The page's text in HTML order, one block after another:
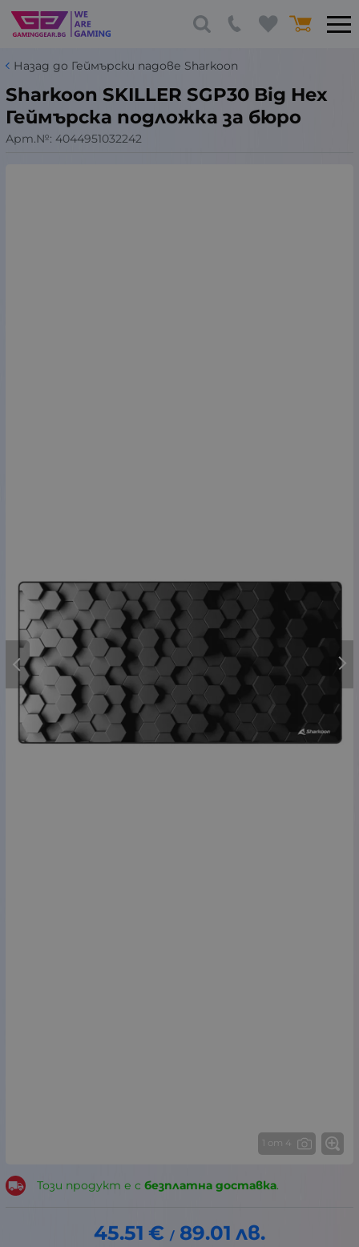
Назад до Геймърски падове Sharkoon
Sharkoon SKILLER SGP30 Big Hex
Геймърска подложка за бюро
Арт.№: 4044951032242
1 от 4
Този продукт е с безплатна доставка.
45.51 € / 89.01 лв.